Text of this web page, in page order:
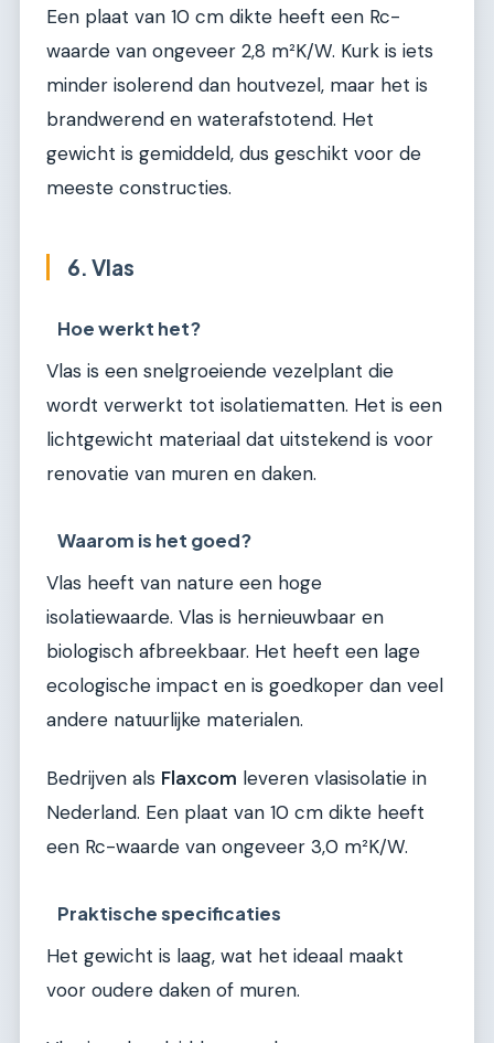
Een plaat van 10 cm dikte heeft een Rc-
waarde van ongeveer 2,8 m²K/W. Kurk is iets
minder isolerend dan houtvezel, maar het is
brandwerend en waterafstotend. Het
gewicht is gemiddeld, dus geschikt voor de
meeste constructies.
6. Vlas
Hoe werkt het?
Vlas is een snelgroeiende vezelplant die
wordt verwerkt tot isolatiematten. Het is een
lichtgewicht materiaal dat uitstekend is voor
renovatie van muren en daken.
Waarom is het goed?
Vlas heeft van nature een hoge
isolatiewaarde. Vlas is hernieuwbaar en
biologisch afbreekbaar. Het heeft een lage
ecologische impact en is goedkoper dan veel
andere natuurlijke materialen.
Bedrijven als Flaxcom leveren vlasisolatie in
Nederland. Een plaat van 10 cm dikte heeft
een Rc-waarde van ongeveer 3,0 m²K/W.
Praktische specificaties
Het gewicht is laag, wat het ideaal maakt
voor oudere daken of muren.